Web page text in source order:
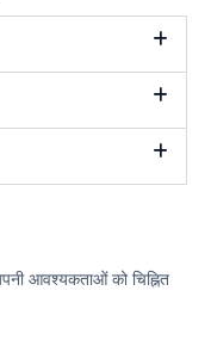
आवश्यकताओं को चिह्नित